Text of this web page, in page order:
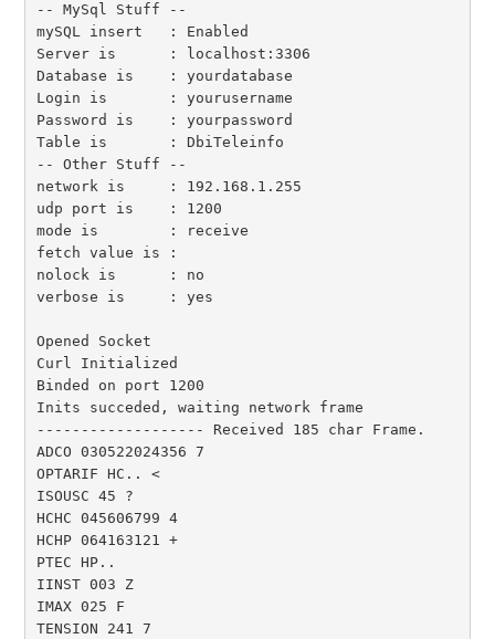
-- MySql Stuff --
mySQL insert   : Enabled
Server is      : localhost:3306
Database is    : yourdatabase
Login is       : yourusername
Password is    : yourpassword
Table is       : DbiTeleinfo
-- Other Stuff --
network is     : 192.168.1.255
udp port is    : 1200
mode is        : receive
fetch value is :
nolock is      : no
verbose is     : yes
Opened Socket
Curl Initialized
Binded on port 1200
Inits succeded, waiting network frame
------------------- Received 185 char Frame.
ADCO 030522024356 7
OPTARIF HC.. <
ISOUSC 45 ?
HCHC 045606799 4
HCHP 064163121 +
PTEC HP..
IINST 003 Z
IMAX 025 F
TENSION 241 7